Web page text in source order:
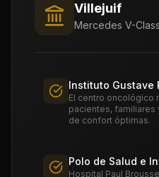
Villejuif
Mercedes V-
Instituto Gustave
El centro oncológico
pacientes,
de confort óptimas.
Polo de Salud e
Hospital Paul